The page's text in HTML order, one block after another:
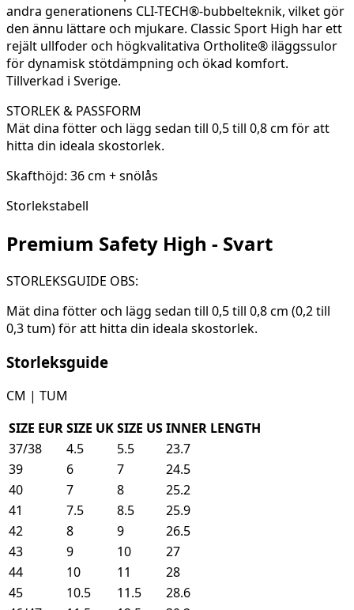
andra generationens CLI-TECH®-bubbelteknik, vilket gör
den ännu lättare och mjukare. Classic Sport High har ett
rejält ullfoder och högkvalitativa Ortholite® iläggssulor
för dynamisk stötdämpning och ökad komfort.
Tillverkad i Sverige.
STORLEK & PASSFORM
Mät dina fötter och lägg sedan till 0,5 till 0,8 cm för att
hitta din ideala skostorlek.
Skafthöjd: 36 cm + snölås
Storlekstabell
Premium Safety High - Svart
STORLEKSGUIDE OBS:
Mät dina fötter och lägg sedan till 0,5 till 0,8 cm (0,2 till
0,3 tum) för att hitta din ideala skostorlek.
Storleksguide
CM | TUM
SIZE EURSIZE UKSIZE USINNER LENGTH
37/38
4.5 5.5
23.7
39
6 7
24.5
40
7 8
25.2
41
7.5 8.5
25.9
42
8 9
26.5
43
9 10
27
44
10 11
28
45
10.5 11.5
28.6